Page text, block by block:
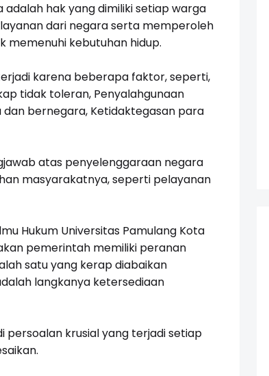
adalah hak yang dimiliki setiap warga
dari negara serta memperoleh
memenuhi kebutuhan hidup.
karena beberapa faktor, seperti,
tidak toleran, Penyalahgunaan
bernegara, Ketidaktegasan para
atas penyelenggaraan negara
masyarakatnya, seperti pelayanan
Hukum Universitas Pamulang Kota
pemerintah memiliki peranan
satu yang kerap diabaikan
langkanya ketersediaan
persoalan krusial yang terjadi setiap